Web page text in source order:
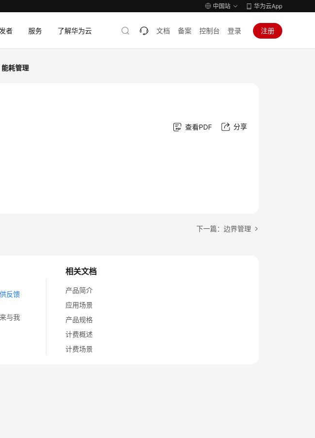
中国站 华为云App
者 服务 了解华为云 文档 备案 控制台 登录 注册
能耗管理
查看PDF 分享
下一篇：边界管理
相关文档
产品简介
应用场景
产品规格
计费概述
计费场景
反馈
与我